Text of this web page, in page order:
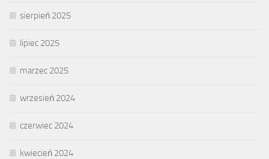
sierpień 2025
lipiec 2025
marzec 2025
wrzesień 2024
czerwiec 2024
kwiecień 2024